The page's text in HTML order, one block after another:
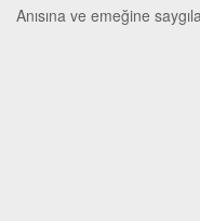
Anısına ve emeğine